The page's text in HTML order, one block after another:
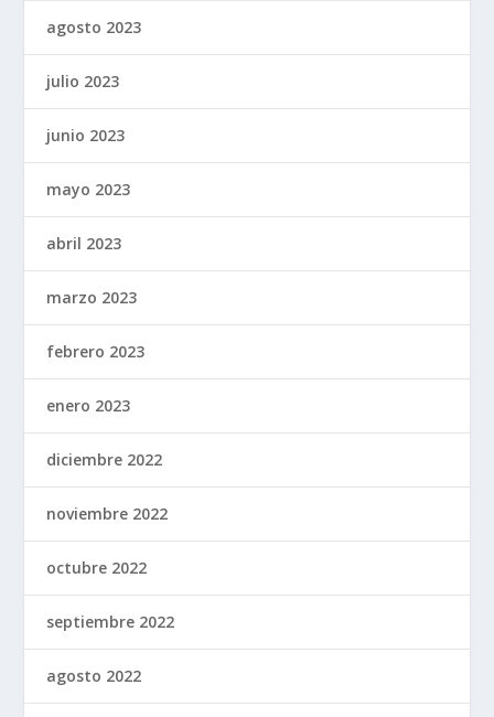
agosto 2023
julio 2023
junio 2023
mayo 2023
abril 2023
marzo 2023
febrero 2023
enero 2023
diciembre 2022
noviembre 2022
octubre 2022
septiembre 2022
agosto 2022